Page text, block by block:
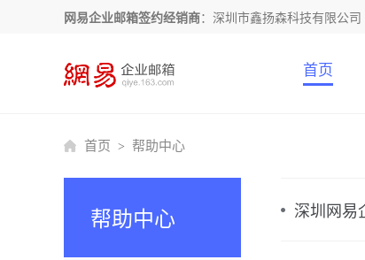
网易企业邮箱签约经销商：深圳市鑫扬森科技有限公司
首页
首页 > 帮助中心
帮助中心 深圳网易